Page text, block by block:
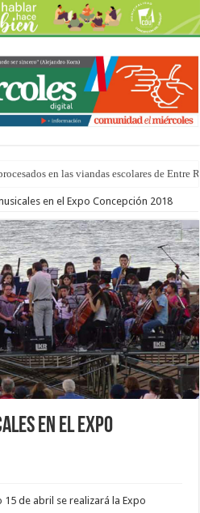
en las viandas escolares de Entre
de los Macanos”
en el Expo Concepción 2018
en el Expo
15 de abril se realizará la Expo